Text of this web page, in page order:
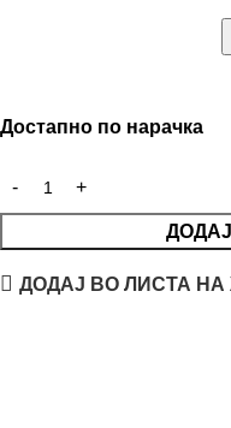
Достапно по нарачка
ДОДАЈ ВО ЛИСТА НА